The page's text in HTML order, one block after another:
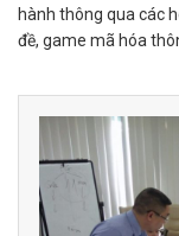
hành thông qua các
đề, game mã hóa